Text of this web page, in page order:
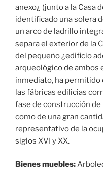
anexo¿ (junto a la Casa
identificado una solera
un arco de ladrillo
separa el exterior de la
del pequeño ¿edificio
arqueológico de ambos
inmediato, ha permitido
las fábricas edilicias
fase de construcción de
como de una gran
representativo de la
siglos XVI y XX.
Bienes muebles: